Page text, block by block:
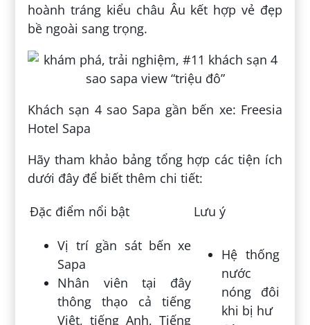
hoành tráng kiểu châu Âu kết hợp vẻ đẹp
bề ngoài sang trọng.
Khách sạn 4 sao Sapa gần bến xe: Freesia
Hotel Sapa
Hãy tham khảo bảng tổng hợp các tiện ích
dưới đây để biết thêm chi tiết:
Đặc điểm nổi bật
Lưu ý
Vị trí gần sát bến xe
Sapa
Nhân viên tại đây
thông thạo cả tiếng
Việt, tiếng Anh, Tiếng
Hệ thống
nước
nóng đôi
khi bị hư